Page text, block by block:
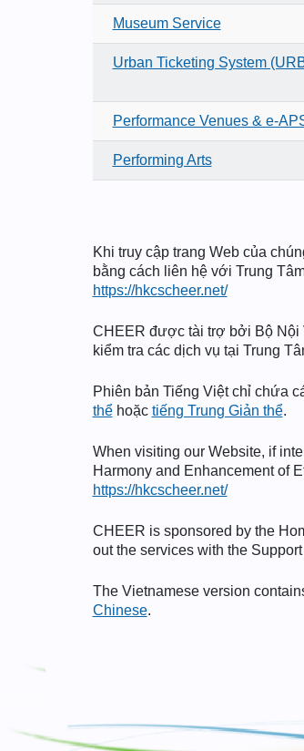
Museum Service
Urban Ticketing System
Performance Venues & e-
Performing Arts
Khi truy cập trang Web của
bằng cách liên hệ với Trung
https://hkcscheer.net/
CHEER được tài trợ bởi Bộ Nội
kiểm tra các dịch vụ tại Trung
Phiên bản Tiếng Việt chỉ chứa
thểhoặc tiếng Trung Giản thể.
When visiting our Website, if
Harmony and Enhancement of
https://hkcscheer.net/
CHEER is sponsored by the
out the services with the
The Vietnamese version
Chinese.